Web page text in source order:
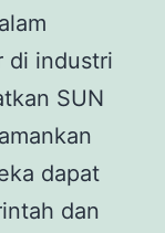
di industri
SUN
dapat
dan